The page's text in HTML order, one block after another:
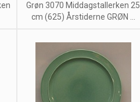
Grøn 3070 Middagstallerken 25
cm (625) Årstiderne GRØN ...